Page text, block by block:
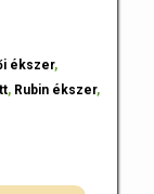
ékszer,
, Rubin ékszer,